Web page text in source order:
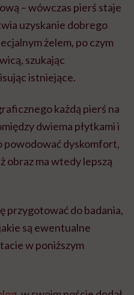
– wówczas pierś staje
uzyskanie dobrego
żelem, po czym
szukając
istniejące.
każdą pierś na
dwiema płytkami i
powodować dyskomfort,
obraz ma wtedy lepszą
przygotować do badania,
są ewentualne
w poniższym